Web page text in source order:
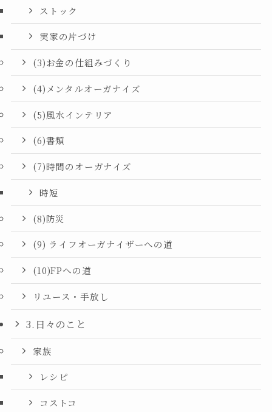
ストック
実家の片づけ
(3)お金の仕組みづくり
(4)メンタルオーガナイズ
(5)風水インテリア
(6)書類
(7)時間のオーガナイズ
時短
(8)防災
(9) ライフオーガナイザーへの道
(10)FPへの道
リユース・手放し
3.日々のこと
家族
レシピ
コストコ